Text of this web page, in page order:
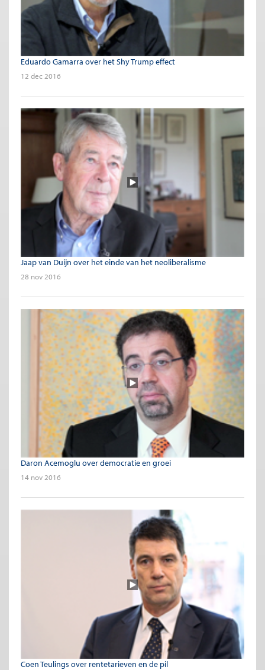
Eduardo Gamarra over het Shy Trump effect
12 dec 2016
Jaap van Duijn over het einde van het neoliberalisme
28 nov 2016
Daron Acemoglu over democratie en groei
14 nov 2016
Coen Teulings over rentetarieven en de pil